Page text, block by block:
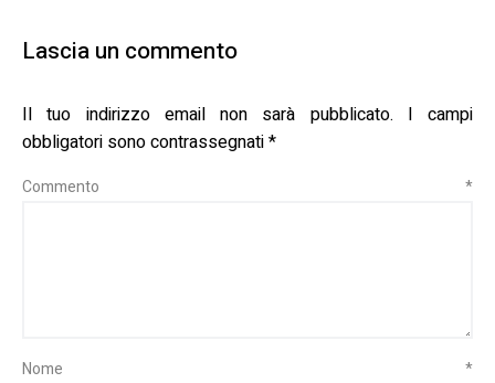
Lascia un commento
Il tuo indirizzo email non sarà pubblicato.
I campi
obbligatori sono contrassegnati*
Commento *
Nome *